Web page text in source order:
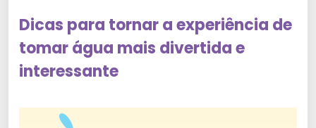
Dicas para tornar a experiência de
tomar água mais divertida e
interessante